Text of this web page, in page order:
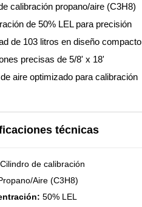
calibración propano/aire (C3H8)
de 50% LEL para precisión
de 103 litros en diseño compacto
precisas de 5/8' x 18'
aire optimizado para calibración
técnicas
Cilindro de calibración
Aire (C3H8)
50% LEL